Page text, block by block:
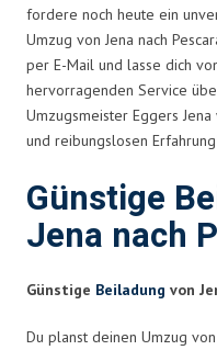
fordere noch heute ein
Umzug von Jena nach
per E-Mail und lasse dich
hervorragenden Service
Umzugsmeister Eggers
und reibungslosen
Günstige
Jena nach
Günstige Beiladung von
Du planst deinen Umzug von